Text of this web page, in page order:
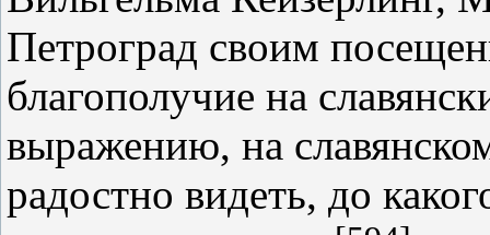
Петроград своим
благополучие на
выражению, на
радостно видеть, до